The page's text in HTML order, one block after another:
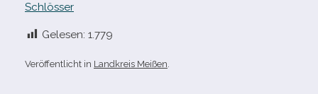
Schlösser
Gelesen: 1.779
Veröffentlicht in Landkreis Meißen